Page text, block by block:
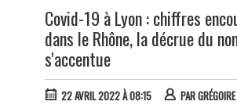
Covid-19 à Lyon : chiffres
dans le Rhône, la décrue du
s'accentue
22 AVRIL 2022 À 08:15 PAR